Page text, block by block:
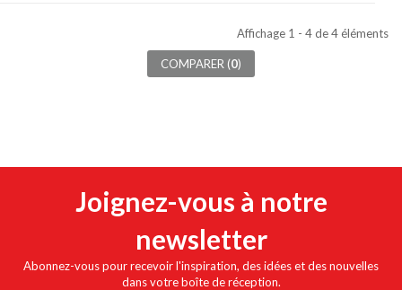
Affichage 1 - 4 de 4 éléments
COMPARER (0)
Joignez-vous à notre
newsletter
Abonnez-vous pour recevoir l'inspiration, des idées et des nouvelles
dans votre boîte de réception.